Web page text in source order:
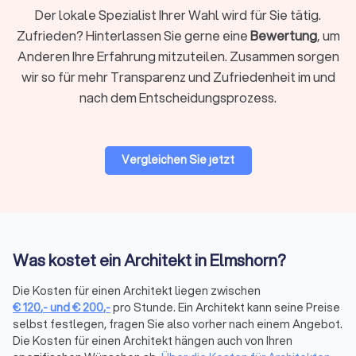
und iSFP oderRaumausstatterfür Sicht- und Sonnenschutz
bringtTrustlocal Sie mit den richtigen Ansprechpartnern
zusammen . AuchImmobilienmaklerund
Rechtsanwälte für Baurecht
sind nur einen Klick entfernt.
Die Mitgliedschaft in einem Berufsverband ist ein wichtiger
Hinweis auf Qualifikation und Seriosität. Seriöse Architekten
sind meist bei einer Kammer oder Fachvereinigung, wie z. B.
arbeitet. Bei Trustlocal überprüfen wir die Registrierung aller
Anbieter. So stellen wir sicher, dass nur professionelle
Architekten gelistet sind.
Der lokale Spezialist Ihrer Wahl wird für Sie tätig.
Zufrieden? Hinterlassen Sie gerne eineBewertung, um
Anderen Ihre Erfahrung mitzuteilen. Zusammen sorgen
wir so für mehr Transparenz und Zufriedenheit im und
nach dem Entscheidungsprozess.
Vergleichen Sie jetzt
Was kostet ein Architekt in Elmshorn?
Die Kosten für einen Architekt liegen zwischen
€120,-und€200,-pro Stunde. Ein Architekt kann seine Preise
selbst festlegen, fragen Sie also vorher nach einem Angebot.
Die Kosten für einen Architekt hängen auch von Ihren